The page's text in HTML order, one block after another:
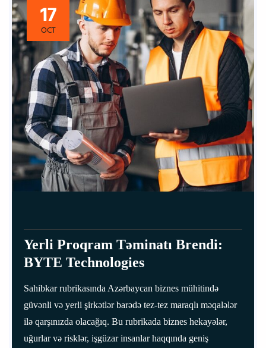
17
OCT
Yerli Proqram Təminatı Brendi:
BYTE Technologies
Sahibkar rubrikasında Azərbaycan biznes mühitində
güvənli və yerli şirkətlər barədə tez-tez maraqlı məqalələr
ilə qarşınızda olacağıq. Bu rubrikada biznes hekayələr,
uğurlar və risklər, işgüzar insanlar haqqında geniş